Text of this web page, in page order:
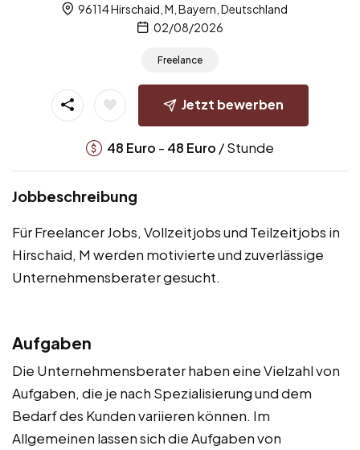
96114 Hirschaid, M, Bayern, Deutschland
02/08/2026
Freelance
Jetzt bewerben
48 Euro - 48 Euro / Stunde
Jobbeschreibung
Für Freelancer Jobs, Vollzeitjobs und Teilzeitjobs in
Hirschaid, M werden motivierte und zuverlässige
Unternehmensberater gesucht.
Aufgaben
Die Unternehmensberater haben eine Vielzahl von
Aufgaben, die je nach Spezialisierung und dem
Bedarf des Kunden variieren können. Im
Allgemeinen lassen sich die Aufgaben von